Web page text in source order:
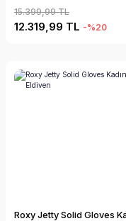
15.399,99 TL
12.319,99 TL -%20
Roxy Jetty Solid Gloves